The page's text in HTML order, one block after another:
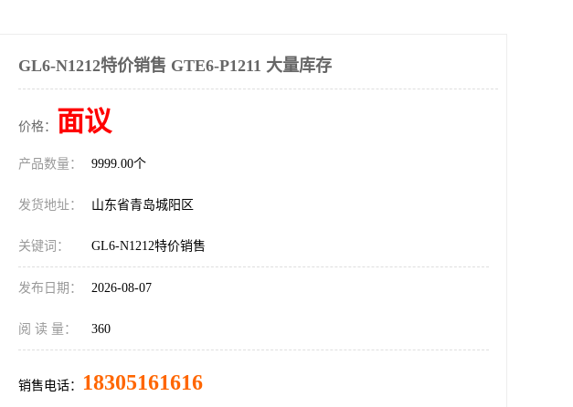
GL6-N1212特价销售 GTE6-P1211 大量库存
价格： 面议
产品数量： 9999.00个
发货地址： 山东省青岛城阳区
关键词： GL6-N1212特价销售
发布日期： 2026-08-07
阅 读 量： 360
销售电话： 18305161616